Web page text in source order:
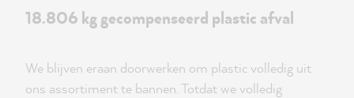
18.806 kg gecompenseerd plastic afval
We blijven eraan doorwerken om plastic volledig uit
ons assortiment te bannen. Totdat we volledig